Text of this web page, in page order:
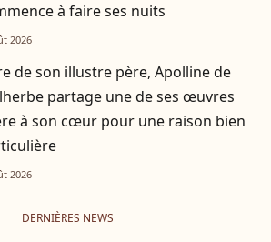
à faire ses nuits
2026
de son illustre père, Apolline de
partage une de ses œuvres
à son cœur pour une raison bien
2026
DERNIÈRES NEWS